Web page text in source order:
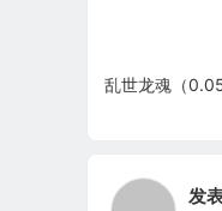
乱世龙魂（
发